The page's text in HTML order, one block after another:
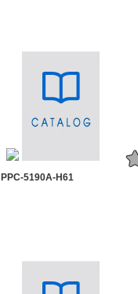
PPC-5190A-H61